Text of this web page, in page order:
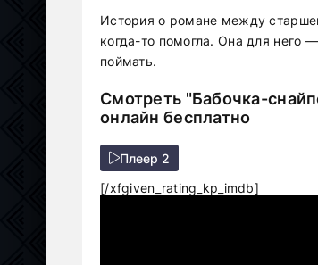
История о романе между
когда-то помогла. Она для него
поймать.
Смотреть "Бабочка-
онлайн бесплатно
Плеер 2
[/xfgiven_rating_kp_imdb]